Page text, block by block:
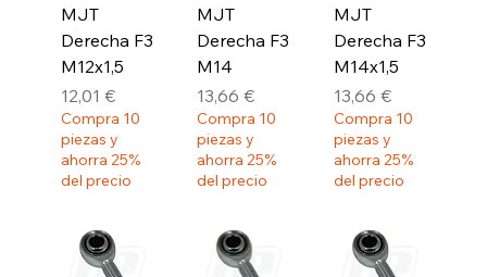
MJT
Derecha F3
M12x1,5
Precio
12,01 €
Compra 10
piezas y
ahorra 25%
del precio
MJT
Derecha F3
M14
Precio
13,66 €
Compra 10
piezas y
ahorra 25%
del precio
MJT
Derecha F3
M14x1,5
Precio
13,66 €
Compra 10
piezas y
ahorra 25%
del precio